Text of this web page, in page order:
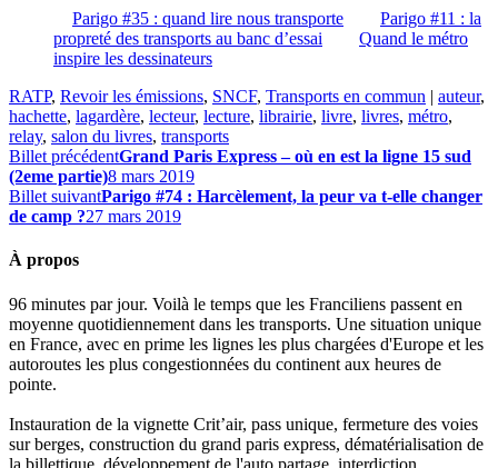
Parigo #35 : quand lire nous transporte
Parigo #11 : la
propreté des transports au banc d’essai
Quand le métro
inspire les dessinateurs
RATP, Revoir les émissions, SNCF, Transports en commun | auteur,
hachette, lagardère, lecteur, lecture, librairie, livre, livres, métro,
relay, salon du livres, transports
Billet précédentGrand Paris Express – où en est la ligne 15 sud
(2eme partie)8 mars 2019
Billet suivantParigo #74 : Harcèlement, la peur va t-elle changer
de camp ?27 mars 2019
À propos
96 minutes par jour. Voilà le temps que les Franciliens passent en
moyenne quotidiennement dans les transports. Une situation unique
en France, avec en prime les lignes les plus chargées d'Europe et les
autoroutes les plus congestionnées du continent aux heures de
pointe.
Instauration de la vignette Crit’air, pass unique, fermeture des voies
sur berges, construction du grand paris express, dématérialisation de
la billettique, développement de l'auto partage, interdiction